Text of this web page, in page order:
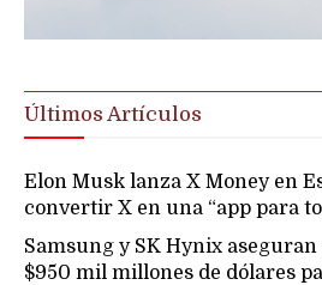
Últimos Artículos
Elon Musk lanza X Money en
convertir X en una “app para
Samsung y SK Hynix
$950 mil millones de dólares